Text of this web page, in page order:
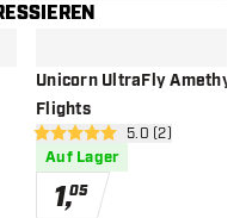
hinzufügen
Unicorn UltraFly
Flights
5 Bewertungssterne
5.0 (2)
Auf Lager
1,05